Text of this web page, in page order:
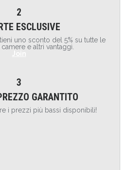
2
ESCLUSIVE
uno sconto del 5% su tutte le
e altri vantaggi.
3
GARANTITO
i prezzi più bassi disponibili!